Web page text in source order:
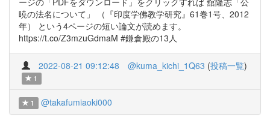
暁の法名について」 （『印度学佛教学研究』61巻1号、2012
年） という4ページの短い論文が読めます。
https://t.co/Z3mzuGdmaM #鎌倉殿の13人
2022-08-21 09:12:48 @kuma_kichi_1Q63 (投稿一覧)
1
1 @takafumiaoki000